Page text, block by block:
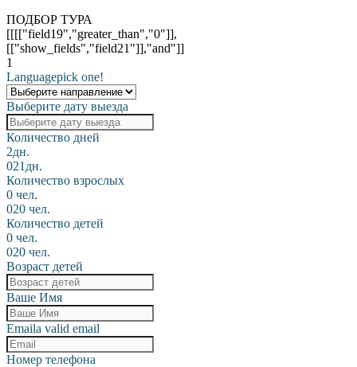
ПОДБОР ТУРА
[[[["field19","greater_than","0"]],
[["show_fields","field21"]],"and"]]
1
Languagepick one!
Выберите дату выезда
Количество дней
2дн.
021дн.
Количество взрослых
0 чел.
020 чел.
Количество детей
0 чел.
020 чел.
Возраст детей
Ваше Имя
Emaila valid email
Номер телефона